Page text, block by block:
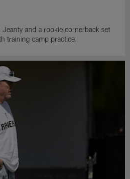
and a rookie cornerback set
training camp practice.